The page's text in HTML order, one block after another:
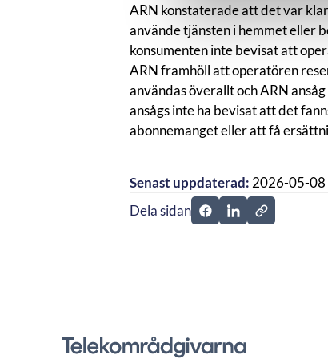
ARN konstaterade att det var
använde tjänsten i hemmet eller
konsumenten inte bevisat att
ARN framhöll att operatören
användas överallt och ARN
ansågs inte ha bevisat att det
abonnemanget eller att få
Senast uppdaterad: 2026-05-08
Dela sidan
Dela sidan på
Dela sidan på